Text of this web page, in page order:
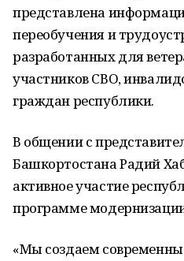
представлена
переобучения и
разработанных для
участников СВО,
граждан республики.
В общении с
Башкортостана Радий
активное участие
программе
«Мы создаем